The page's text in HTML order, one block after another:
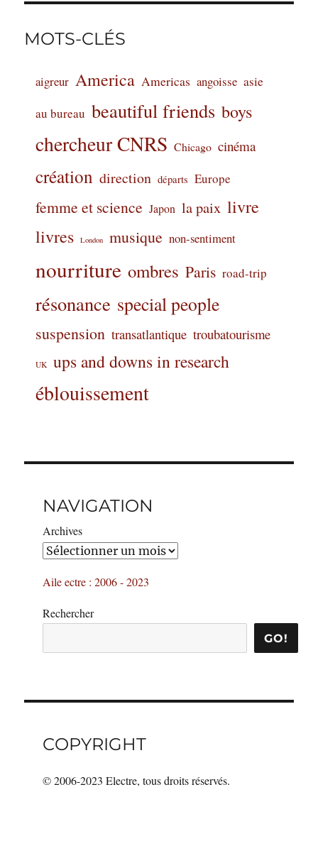
MOTS-CLÉS
aigreur America Americas angoisse asie
au bureau beautiful friends boys
chercheur CNRS Chicago cinéma
création direction départs Europe
femme et science Japon la paix livre
livres
London musique non-sentiment
nourriture ombres Paris road-trip
résonance special people
suspension transatlantique troubatourisme
UK ups and downs in research
éblouissement
NAVIGATION
Archives
Aile ectre : 2006 - 2023
Rechercher
GO!
COPYRIGHT
© 2006-2023 Electre, tous droits réservés.